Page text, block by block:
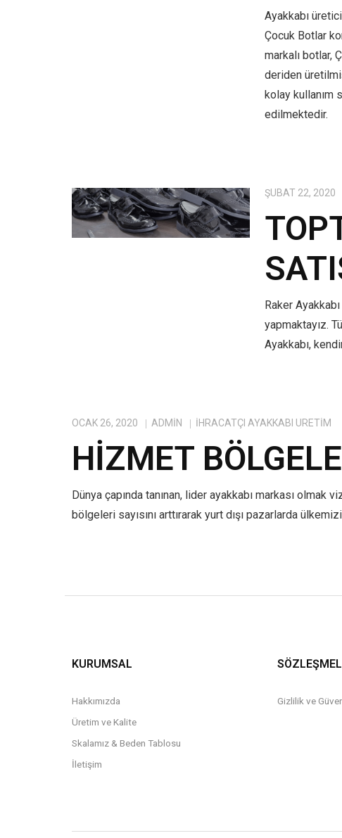
Ayakkabı
Çocuk Botlar
markalı botlar,
deriden
kolay kullanım
edilmektedir.
ŞUBAT 22, 2020
Raker
yapmaktayız.
Ayakkabı,
OCAK 26, 2020 ADMIN IHRACATÇI AYAKKABI ÜRETIM
HIZMET
Dünya çapında tanınan, lider ayakkabı markası olmak
bölgeleri sayısını arttırarak yurt dışı pazarlarda
KURUMSAL
Hakkımızda
Üretim ve Kalite
Skalamız & Beden Tablosu
İletişim
Gizlilik ve